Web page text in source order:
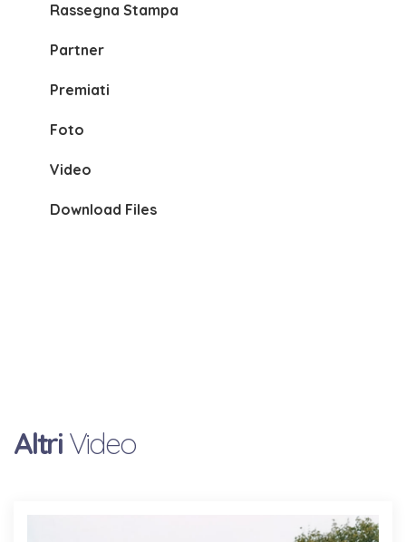
Rassegna Stampa
Partner
Premiati
Foto
Video
Download Files
Altri Video